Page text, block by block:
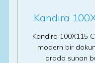
Kandıra
Kandıra 100X115
modern bir
arada sunan